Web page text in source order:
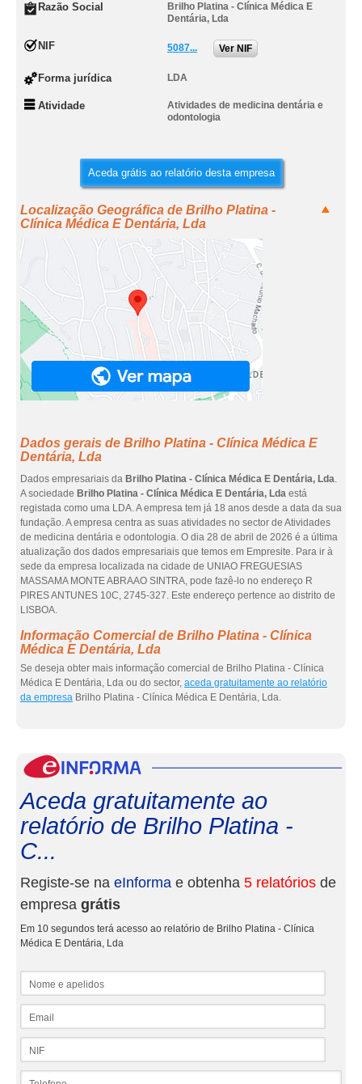
Razão Social
Brilho Platina - Clínica Médica E
Dentária, Lda
NIF 5087... Ver NIF
Forma jurídica LDA
Atividade
Atividades de medicina dentária e
odontologia
Aceda grátis ao relatório desta empresa
Localização Geográfica de Brilho Platina -
Clínica Médica E Dentária, Lda
Dados gerais de Brilho Platina - Clínica Médica E
Dentária, Lda
Dados empresariais da Brilho Platina - Clínica Médica E Dentária, Lda.
A sociedade Brilho Platina - Clínica Médica E Dentária, Lda está
registada como uma LDA. A empresa tem já 18 anos desde a data da sua
fundação. A empresa centra as suas atividades no sector de Atividades
de medicina dentária e odontologia. O dia 28 de abril de 2026 é a última
atualização dos dados empresariais que temos em Empresite. Para ir à
sede da empresa localizada na cidade de UNIAO FREGUESIAS
MASSAMA MONTE ABRAAO SINTRA, pode fazê-lo no endereço R
PIRES ANTUNES 10C, 2745-327. Este endereço pertence ao distrito de
LISBOA.
Informação Comercial de Brilho Platina - Clínica
Médica E Dentária, Lda
Se deseja obter mais informação comercial de Brilho Platina - Clínica
Médica E Dentária, Lda ou do sector, aceda gratuitamente ao relatório
da empresa Brilho Platina - Clínica Médica E Dentária, Lda.
Aceda gratuitamente ao
relatório de Brilho Platina -
C...
Registe-se na eInforma e obtenha 5 relatórios de
empresa grátis
Em 10 segundos terá acesso ao relatório de Brilho Platina - Clínica
Médica E Dentária, Lda